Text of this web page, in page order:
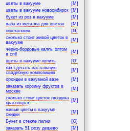
цветы в вакууме
[M]
цветы в вакууме новосибирск
[M]
букет из роз в вакууме
[M]
ваза из металла для цветов
[M]
гинекология
[G]
сколько стоит живой цветок в
вакууме
[M]
чёрно-бордовые каллы оптом
в спб
[M]
цветы в вакууме купить
[G]
как сделать настольную
свадебную композицию
[M]
орхидеи в вакумной вазе
[M]
заказать корзину фруктов в
москве
[M]
сколько стоит цветок гвоздика
красноярск
[M]
живые цветы в вакууме
скидки
[M]
Букет в стекле лилии
[G]
заказать 51 розу дешево
[M]